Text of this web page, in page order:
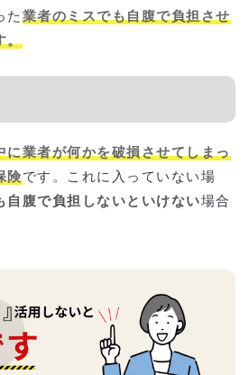
た 業者のミスでも自腹で負担させ
に業者が何かを破損させてしまっ
険 です。これに入っていない場
自腹で負担しないといけない場合